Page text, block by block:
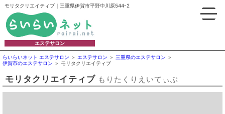
モリタクリエイティブ｜三重県伊賀市平野中川原544-2
エステサロン
らいらいネット エステサロン エステサロン
三重県のエステサロン
伊賀市のエステサロン
モリタクリエイティブ
モリタクリエイティブ もりたくりえいてぃぶ